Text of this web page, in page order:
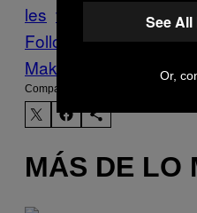
les verduras
Follow Us On
Make Us Preferred In
Compartir:
MÁS DE LO
See
Or,